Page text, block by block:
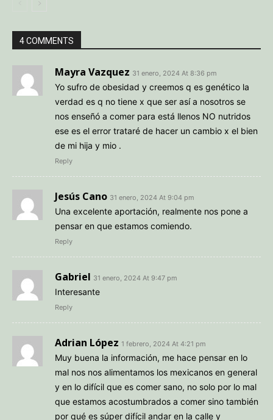
4 COMMENTS
Mayra Vazquez 31 enero, 2024 At 8:36 pm
Yo sufro de obesidad y creemos q es genético la
verdad es q no tiene x que ser así a nosotros se
nos enseñó a comer para está llenos NO nutridos
ese es el error trataré de hacer un cambio x el bien
de mi hija y mio .
Reply
Jesús Cano 31 enero, 2024 At 9:04 pm
Una excelente aportación, realmente nos pone a
pensar en que estamos comiendo.
Reply
Gabriel 31 enero, 2024 At 9:47 pm
Interesante
Reply
Adrian López 1 febrero, 2024 At 4:21 pm
Muy buena la información, me hace pensar en lo
mal nos nos alimentamos los mexicanos en general
y en lo difícil que es comer sano, no solo por lo mal
que estamos acostumbrados a comer sino también
por qué es súper difícil andar en la calle y